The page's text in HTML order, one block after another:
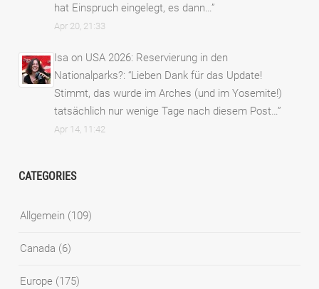
hat Einspruch eingelegt, es dann…”
Apr 20, 21:33
Isa on USA 2026: Reservierung in den
Nationalparks?: “Lieben Dank für das Update!
Stimmt, das wurde im Arches (und im Yosemite!)
tatsächlich nur wenige Tage nach diesem Post…”
Apr 14, 11:42
CATEGORIES
Allgemein (109)
Canada (6)
Europe (175)